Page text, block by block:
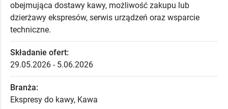
obejmująca dostawy kawy, możliwość zakupu lub
dzierżawy ekspresów, serwis urządzeń oraz wsparcie
techniczne.
Składanie ofert:
29.05.2026 - 5.06.2026
Branża:
Ekspresy do kawy, Kawa